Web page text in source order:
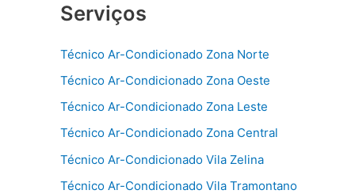
Serviços
Técnico Ar-Condicionado Zona Norte
Técnico Ar-Condicionado Zona Oeste
Técnico Ar-Condicionado Zona Leste
Técnico Ar-Condicionado Zona Central
Técnico Ar-Condicionado Vila Zelina
Técnico Ar-Condicionado Vila Tramontano